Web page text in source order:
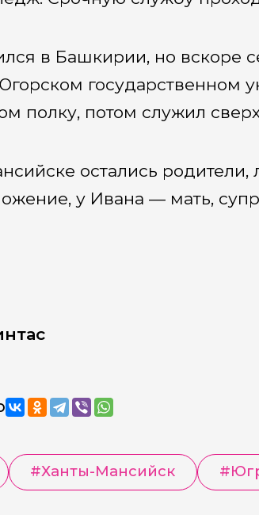
в Башкирии, но вскоре
государственном
полку, потом служил
остались
у Ивана — мать,
#Ханты-Мансийск